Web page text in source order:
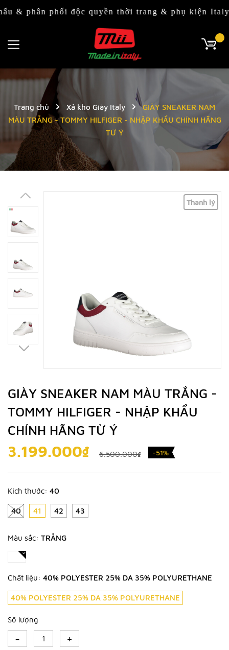
phối độc quyền thời trang & phụ kiện Italy (Ý)
Trang chủ Xả kho Giày Italy
GIÀY SNEAKER NAM
MÀU TRẮNG - TOMMY HILFIGER - NHẬP KHẨU CHÍNH HÃNG
TỪ Ý
Thanh lý
GIÀY SNEAKER NAM MÀU TRẮNG -
TOMMY HILFIGER - NHẬP KHẨU
CHÍNH HÃNG TỪ Ý
3.199.000₫ 6.500.000₫ -51%
Kích thước: 40
40 41 42 43
Màu sắc: TRẮNG
Chất liệu: 40% POLYESTER 25% DA 35% POLYURETHANE
40% POLYESTER 25% DA 35% POLYURETHANE
Số lượng
- +